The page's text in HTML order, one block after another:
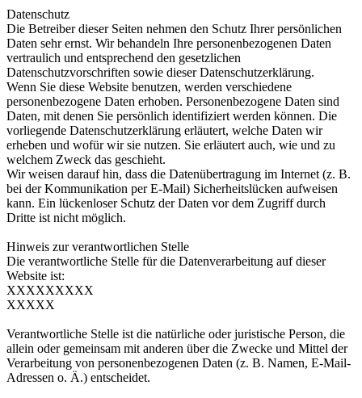
Datenschutz
Die Betreiber dieser Seiten nehmen den Schutz Ihrer persönlichen
Daten sehr ernst. Wir behandeln Ihre personenbezogenen Daten
vertraulich und entsprechend den gesetzlichen
Datenschutzvorschriften sowie dieser Datenschutzerklärung.
Wenn Sie diese Website benutzen, werden verschiedene
personenbezogene Daten erhoben. Personenbezogene Daten sind
Daten, mit denen Sie persönlich identifiziert werden können. Die
vorliegende Datenschutzerklärung erläutert, welche Daten wir
erheben und wofür wir sie nutzen. Sie erläutert auch, wie und zu
welchem Zweck das geschieht.
Wir weisen darauf hin, dass die Datenübertragung im Internet (z. B.
bei der Kommunikation per E-Mail) Sicherheitslücken aufweisen
kann. Ein lückenloser Schutz der Daten vor dem Zugriff durch
Dritte ist nicht möglich.
Hinweis zur verantwortlichen Stelle
Die verantwortliche Stelle für die Datenverarbeitung auf dieser
Website ist:
XXXXXXXXX
XXXXX
Verantwortliche Stelle ist die natürliche oder juristische Person, die
allein oder gemeinsam mit anderen über die Zwecke und Mittel der
Verarbeitung von personenbezogenen Daten (z. B. Namen, E-Mail-
Adressen o. Ä.) entscheidet.